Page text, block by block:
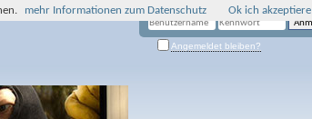
Angemeldet bleiben?
mehr Informationen zum Datenschutz Ok ich akzeptiere